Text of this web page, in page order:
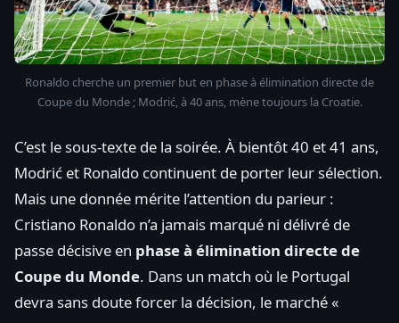
Ronaldo cherche un premier but en phase à élimination directe de
Coupe du Monde ; Modrić, à 40 ans, mène toujours la Croatie.
C’est le sous-texte de la soirée. À bientôt 40 et 41 ans,
Modrić et Ronaldo continuent de porter leur sélection.
Mais une donnée mérite l’attention du parieur :
Cristiano Ronaldo n’a jamais marqué ni délivré de
passe décisive en phase à élimination directe de
Coupe du Monde. Dans un match où le Portugal
devra sans doute forcer la décision, le marché «